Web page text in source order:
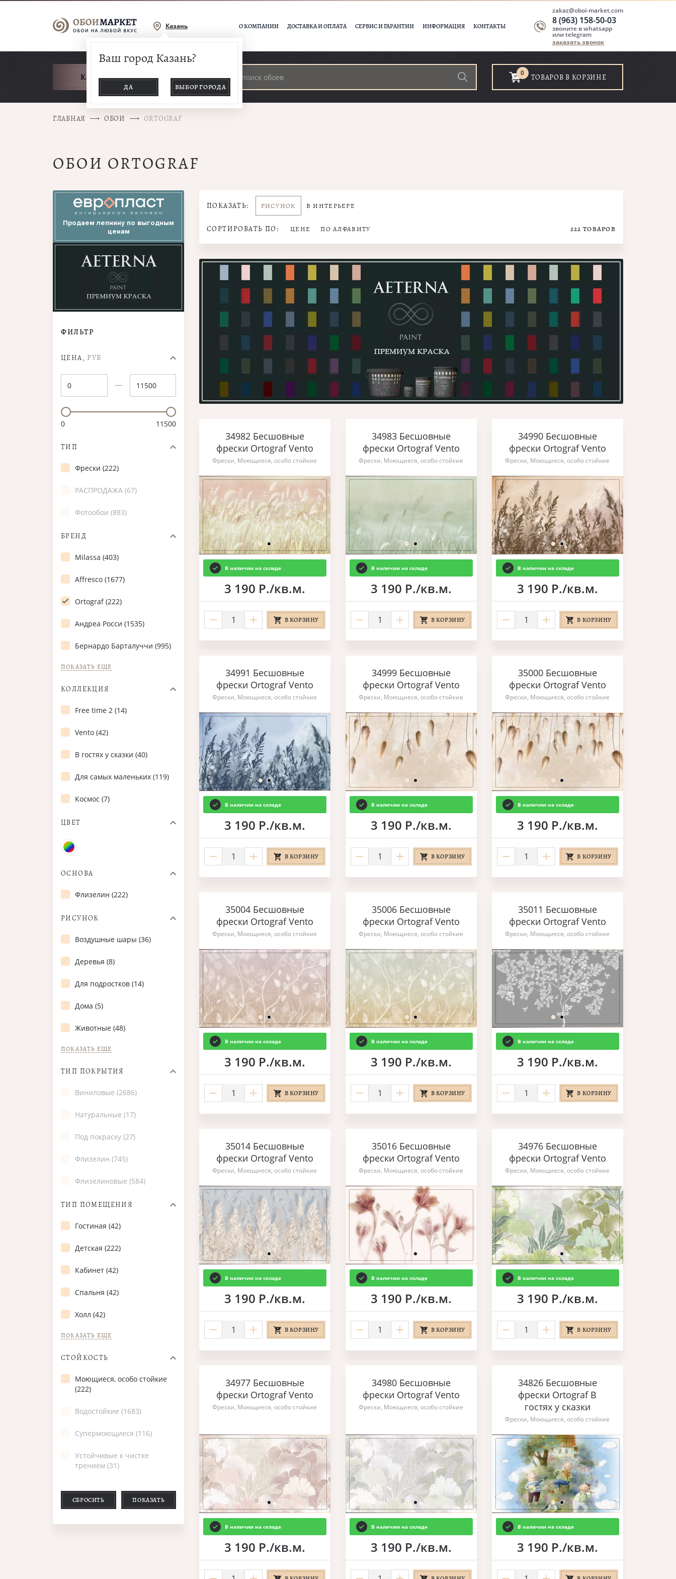
Казань О КОМПАНИИ ДОСТАВКА И ОПЛАТА СЕРВИС И ГАРАНТИИ ИНФОРМАЦИЯ КОНТАКТЫ
zakaz@oboi-market.com
8 (963) 158-50-03
звоните в whatsapp
или telegram
заказать звонок
Ваш город Казань?
ДА ВЫБОР ГОРОДА
КАТАЛОГ ТОВАРОВ 0 ТОВАРОВ В КОРЗИНЕ
ГЛАВНАЯ ОБОИ ORTOGRAF
ОБОИ ORTOGRAF
Продаем лепнину по выгодным
ценам
ФИЛЬТР
ЦЕНА, РУБ
0 11500
ТИП
Фрески (222)
РАСПРОДАЖА (67)
Фотообои (883)
БРЕНД
Milassa (403)
Affresco (1677)
Ortograf (222)
Андреа Росси (1535)
Бернардо Барталуччи (995)
ПОКАЗАТЬ ЕЩЕ
КОЛЛЕКЦИЯ
Free time 2 (14)
Vento (42)
В гостях у сказки (40)
Для самых маленьких (119)
Космос (7)
ЦВЕТ
ОСНОВА
Флизелин (222)
РИСУНОК
Воздушные шары (36)
Деревья (8)
Для подростков (14)
Дома (5)
Животные (48)
ПОКАЗАТЬ ЕЩЕ
ТИП ПОКРЫТИЯ
Виниловые (2686)
Натуральные (17)
Под покраску (27)
Флизелин (745)
Флизелиновые (584)
ТИП ПОМЕЩЕНИЯ
Гостиная (42)
Детская (222)
Кабинет (42)
Спальня (42)
Холл (42)
ПОКАЗАТЬ ЕЩЕ
СТОЙКОСТЬ
Моющиеся, особо стойкие
(222)
Водостойкие (1683)
Супермоющиеся (116)
Устойчивые к чистке
трением (31)
СБРОСИТЬ ПОКАЗАТЬ
ПОКАЗАТЬ: РИСУНОК В ИНТЕРЬЕРЕ
СОРТИРОВАТЬ ПО: ЦЕНЕ ПО АЛФАВИТУ 222 ТОВАРОВ
34982 Бесшовные
фрески Ortograf Vento
Фрески, Моющиеся, особо стойкие
В наличии на складе
3 190 Р./кв.м.
В КОРЗИНУ
34983 Бесшовные
фрески Ortograf Vento
Фрески, Моющиеся, особо стойкие
В наличии на складе
3 190 Р./кв.м.
В КОРЗИНУ
34990 Бесшовные
фрески Ortograf Vento
Фрески, Моющиеся, особо стойкие
В наличии на складе
3 190 Р./кв.м.
В КОРЗИНУ
34991 Бесшовные
фрески Ortograf Vento
Фрески, Моющиеся, особо стойкие
В наличии на складе
3 190 Р./кв.м.
В КОРЗИНУ
34999 Бесшовные
фрески Ortograf Vento
Фрески, Моющиеся, особо стойкие
В наличии на складе
3 190 Р./кв.м.
В КОРЗИНУ
35000 Бесшовные
фрески Ortograf Vento
Фрески, Моющиеся, особо стойкие
В наличии на складе
3 190 Р./кв.м.
В КОРЗИНУ
35004 Бесшовные
фрески Ortograf Vento
Фрески, Моющиеся, особо стойкие
В наличии на складе
3 190 Р./кв.м.
В КОРЗИНУ
35006 Бесшовные
фрески Ortograf Vento
Фрески, Моющиеся, особо стойкие
В наличии на складе
3 190 Р./кв.м.
В КОРЗИНУ
35011 Бесшовные
фрески Ortograf Vento
Фрески, Моющиеся, особо стойкие
В наличии на складе
3 190 Р./кв.м.
В КОРЗИНУ
35014 Бесшовные
фрески Ortograf Vento
Фрески, Моющиеся, особо стойкие
В наличии на складе
3 190 Р./кв.м.
В КОРЗИНУ
35016 Бесшовные
фрески Ortograf Vento
Фрески, Моющиеся, особо стойкие
В наличии на складе
3 190 Р./кв.м.
В КОРЗИНУ
34976 Бесшовные
фрески Ortograf Vento
Фрески, Моющиеся, особо стойкие
В наличии на складе
3 190 Р./кв.м.
В КОРЗИНУ
34977 Бесшовные
фрески Ortograf Vento
Фрески, Моющиеся, особо стойкие
В наличии на складе
3 190 Р./кв.м.
34980 Бесшовные
фрески Ortograf Vento
Фрески, Моющиеся, особо стойкие
В наличии на складе
3 190 Р./кв.м.
34826 Бесшовные
фрески Ortograf В
гостях у сказки
Фрески, Моющиеся, особо стойкие
В наличии на складе
3 190 Р./кв.м.